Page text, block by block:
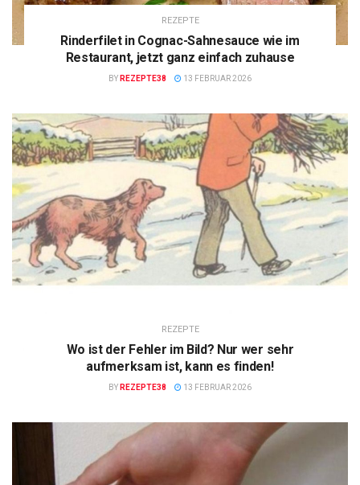
REZEPTE
Rinderfilet in Cognac-Sahnesauce wie im
Restaurant, jetzt ganz einfach zuhause
BY REZEPTE38 13 FEBRUAR 2026
REZEPTE
Wo ist der Fehler im Bild? Nur wer sehr
aufmerksam ist, kann es finden!
BY REZEPTE38 13 FEBRUAR 2026